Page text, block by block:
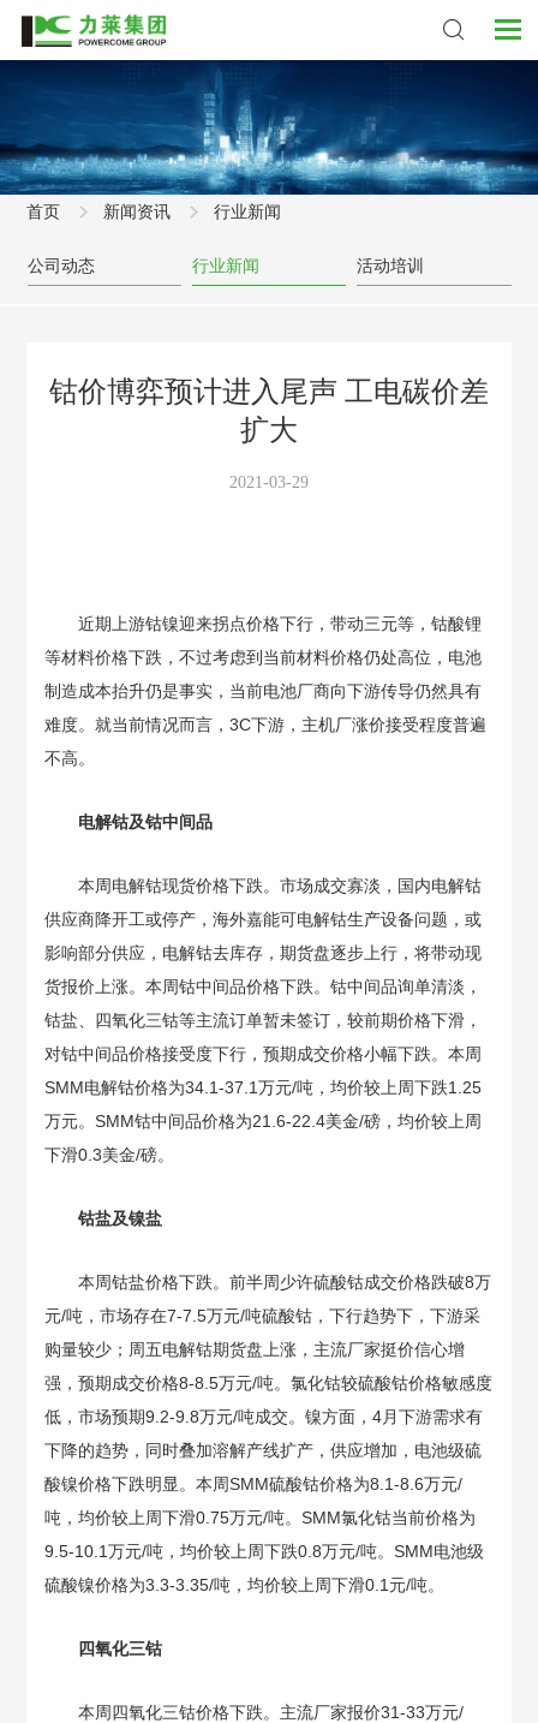
首页 新闻资讯 行业新闻
公司动态 行业新闻 活动培训
钴价博弈预计进入尾声 工电碳价差
扩大
2021-03-29
近期上游钴镍迎来拐点价格下行，带动三元等，钴酸锂
等材料价格下跌，不过考虑到当前材料价格仍处高位，电池
制造成本抬升仍是事实，当前电池厂商向下游传导仍然具有
难度。就当前情况而言，3C下游，主机厂涨价接受程度普遍
不高。
电解钴及钴中间品
本周电解钴现货价格下跌。市场成交寡淡，国内电解钴
供应商降开工或停产，海外嘉能可电解钴生产设备问题，或
影响部分供应，电解钴去库存，期货盘逐步上行，将带动现
货报价上涨。本周钴中间品价格下跌。钴中间品询单清淡，
钴盐、四氧化三钴等主流订单暂未签订，较前期价格下滑，
对钴中间品价格接受度下行，预期成交价格小幅下跌。本周
SMM电解钴价格为34.1-37.1万元/吨，均价较上周下跌1.25
万元。SMM钴中间品价格为21.6-22.4美金/磅，均价较上周
下滑0.3美金/磅。
钴盐及镍盐
本周钴盐价格下跌。前半周少许硫酸钴成交价格跌破8万
元/吨，市场存在7-7.5万元/吨硫酸钴，下行趋势下，下游采
购量较少；周五电解钴期货盘上涨，主流厂家挺价信心增
强，预期成交价格8-8.5万元/吨。氯化钴较硫酸钴价格敏感度
低，市场预期9.2-9.8万元/吨成交。镍方面，4月下游需求有
下降的趋势，同时叠加溶解产线扩产，供应增加，电池级硫
酸镍价格下跌明显。本周SMM硫酸钴价格为8.1-8.6万元/
吨，均价较上周下滑0.75万元/吨。SMM氯化钴当前价格为
9.5-10.1万元/吨，均价较上周下跌0.8万元/吨。SMM电池级
硫酸镍价格为3.3-3.35/吨，均价较上周下滑0.1元/吨。
四氧化三钴
本周四氧化三钴价格下跌。主流厂家报价31-33万元/